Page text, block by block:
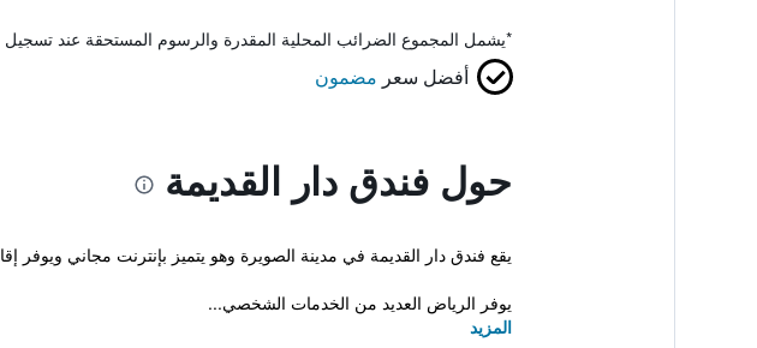
*يشمل المجموع الضرائب المحلية المقدرة والرسوم المستحقة عند تسجيل
أفضل سعر مضمون
حول فندق دار القديمة
يقع فندق دار القديمة في مدينة الصويرة وهو يتميز بإنترنت مجاني ويوفر
يوفر الرياض العديد من الخدمات الشخصي...
المزيد